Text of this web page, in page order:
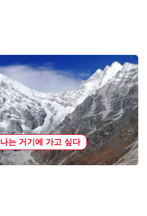
나는 거기에 가고 싶다